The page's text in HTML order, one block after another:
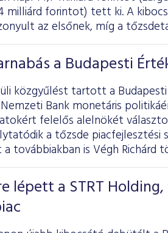
milliárd forintot) tett ki. A
az elsőnek, míg a
a Budapesti
közgyűlést tartott a
Bank monetáris
felelős alelnökét
a tőzsde piacfejlesztési
továbbiakban is Végh Richárd
lépett a STRT